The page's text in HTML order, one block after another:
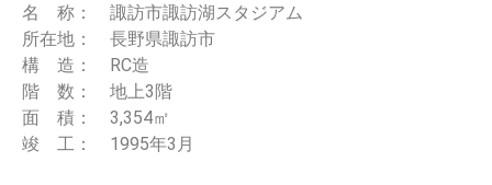
名 称： 諏訪市諏訪湖スタジアム
所在地： 長野県諏訪市
構 造： RC造
階 数： 地上3階
面 積： 3,354㎡
竣 工： 1995年3月